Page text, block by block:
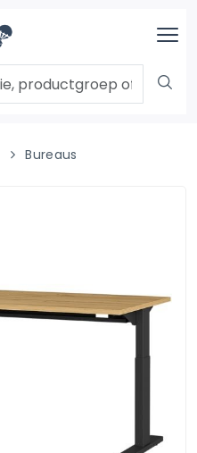
Bureaus